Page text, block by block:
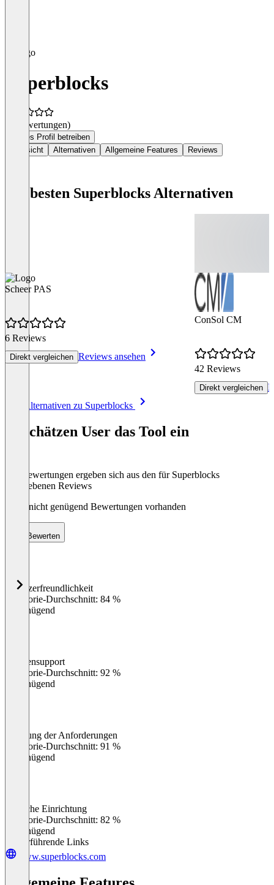
Superblocks
(0 Bewertungen)
Dieses Profil betreiben
Übersicht
Alternativen Allgemeine Features Reviews
Die besten Superblocks Alternativen
Scheer PAS
6 Reviews
Direkt vergleichen Reviews ansehen
ConSol CM
42 Reviews
Direkt vergleichen
Alle Alternativen zu Superblocks
So schätzen User das Tool ein
Die Bewertungen ergeben sich aus den für Superblocks
abgegebenen Reviews
Noch nicht genügend Bewertungen vorhanden
Bewerten
%
Benutzerfreundlichkeit
Kategorie-Durchschnitt: 84 %
Ungenügend
Kundensupport
Kategorie-Durchschnitt: 92 %
Ungenügend
Erfüllung der Anforderungen
Kategorie-Durchschnitt: 91 %
Ungenügend
Einfache Einrichtung
Kategorie-Durchschnitt: 82 %
Ungenügend
Weiterführende Links
www.superblocks.com